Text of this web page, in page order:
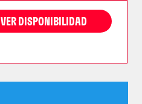
VER DISPONIBILIDAD